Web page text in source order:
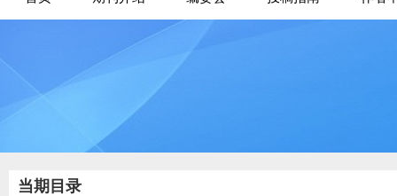
当期目录